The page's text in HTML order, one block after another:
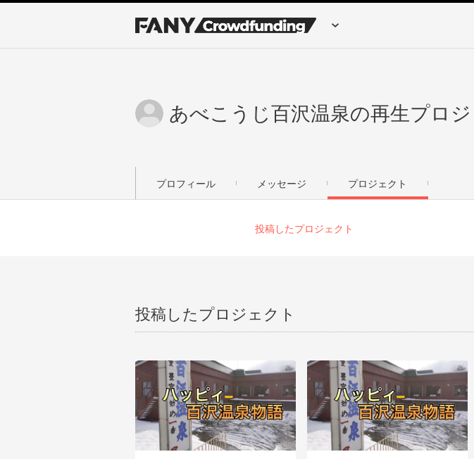
あべこうじ百沢温泉の再生プロ
プロフィール メッセージ プロジェクト
投稿したプロジェクト
投稿したプロジェクト